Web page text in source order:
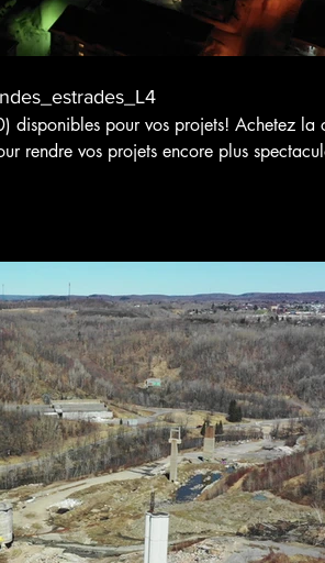
pour vos projets! Achetez la
rendre vos projets encore plus
$ Acheter 4 $CA